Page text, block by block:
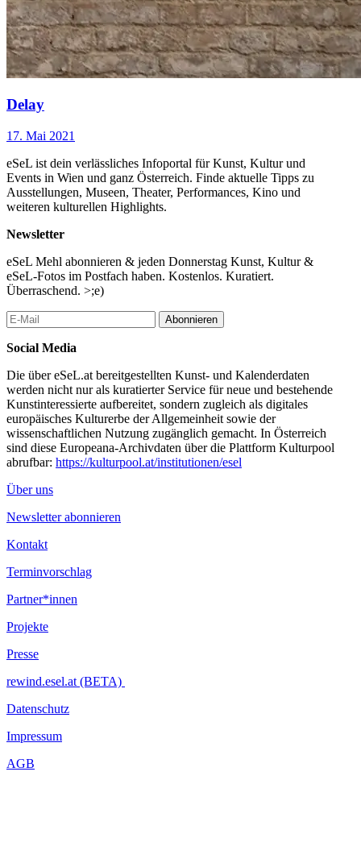
Delay
17. Mai 2021
eSeL ist dein verlässliches Infoportal für Kunst, Kultur und
Events in Wien und ganz Österreich. Finde aktuelle Tipps zu
Ausstellungen, Museen, Theater, Performances, Kino und
weiteren kulturellen Highlights.
Newsletter
eSeL Mehl abonnieren & jeden Donnerstag Kunst, Kultur &
eSeL-Fotos im Postfach haben. Kostenlos. Kuratiert.
Überraschend. >;e)
Abonnieren
Social Media
Die über eSeL.at bereitgestellten Kunst- und Kalenderdaten
werden nicht nur als kuratierter Service für neue und bestehende
Kunstinteressierte aufbereitet, sondern zugleich als digitales
europäisches Kulturerbe der Allgemeinheit sowie der
wissenschaftlichen Nutzung zugänglich gemacht. In Österreich
sind diese Europeana-Archivdaten über die Plattform Kulturpool
abrufbar: https://kulturpool.at/institutionen/esel
Über uns
Newsletter abonnieren
Kontakt
Terminvorschlag
Partner*innen
Projekte
Presse
rewind.esel.at (BETA)
Datenschutz
Impressum
AGB